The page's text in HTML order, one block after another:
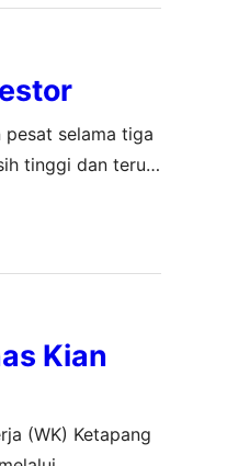
selama tiga
tinggi dan terus
Kian
(WK) Ketapang